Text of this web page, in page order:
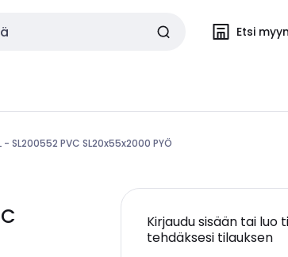
Etsi
PVC SL20x55x2000 PYÖ
Kirjaudu sisään tai luo
tehdäksesi tilauksen